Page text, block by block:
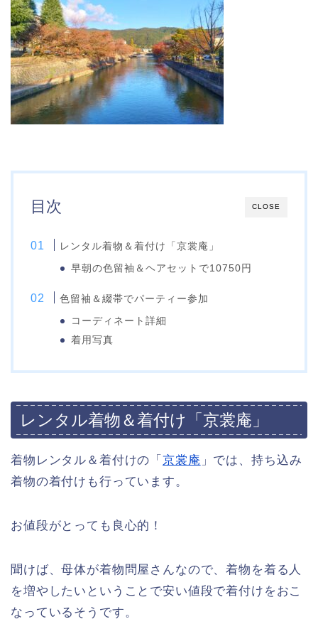
CLOSE
目次
レンタル着物＆着付け「京裳庵」
早朝の色留袖＆ヘアセットで10750円
色留袖＆綴帯でパーティー参加
コーディネート詳細
着用写真
レンタル着物＆着付け「京裳庵」
着物レンタル＆着付けの「京裳庵 」では、持ち込み
着物の着付けも行っています。
お値段がとっても良心的！
聞けば、母体が着物問屋さんなので、着物を着る人
を増やしたいということで安い値段で着付けをおこ
なっているそうです。